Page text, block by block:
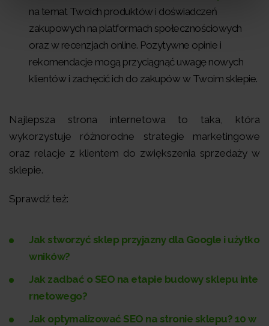
na temat Twoich produktów i doświadczeń
zakupowych na platformach społecznościowych
oraz w recenzjach online. Pozytywne opinie i
rekomendacje mogą przyciągnąć uwagę nowych
klientów i zachęcić ich do zakupów w Twoim sklepie.
Najlepsza strona internetowa to taka, która
wykorzystuje różnorodne strategie marketingowe
oraz relacje z klientem do zwiększenia sprzedaży w
sklepie.
Sprawdź też:
Jak stworzyć sklep przyjazny dla Google i użytko
wników?
Jak zadbać o SEO na etapie budowy sklepu inte
rnetowego?
Jak optymalizować SEO na stronie sklepu? 10 w